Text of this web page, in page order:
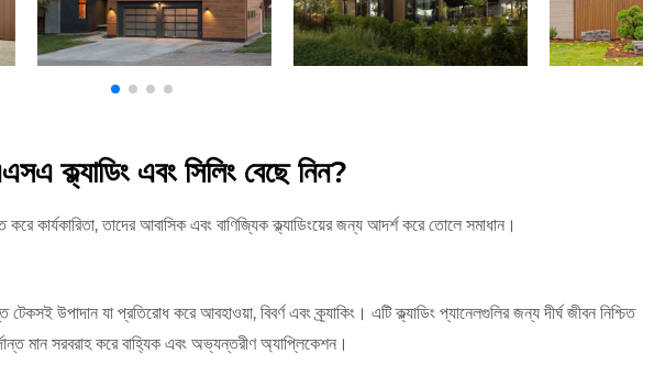
ক্ল্যাডিং এবং সিলিং বেছে নিন?
কার্যকারিতা, তাদের আবাসিক এবং বাণিজ্যিক ক্ল্যাডিংয়ের জন্য আদর্শ করে তোলে সমাধান।
উপাদান যা প্রতিরোধ করে আবহাওয়া, বিবর্ণ এবং ক্র্যাকিং। এটি ক্ল্যাডিং প্যানেলগুলির জন্য দীর্ঘ জীবন নিশ্চিত
মান সরবরাহ করে বাহ্যিক এবং অভ্যন্তরীণ অ্যাপ্লিকেশন।